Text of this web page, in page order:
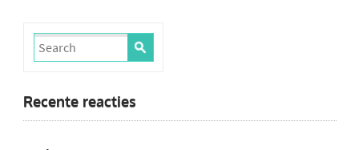
Recente reacties